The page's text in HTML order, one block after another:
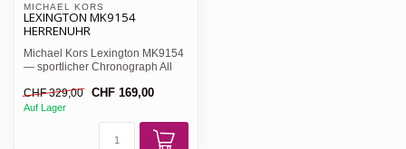
MICHAEL KORS
LEXINGTON MK9154
HERRENUHR
Michael Kors Lexington MK9154
— sportlicher Chronograph All
CHF 329,00
CHF 169,00
Auf Lager